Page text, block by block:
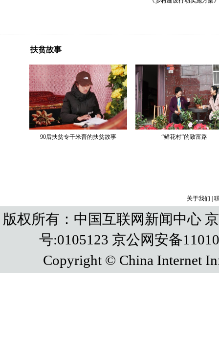
关于我们
版权所有：中国互联网新闻中心
号:0105123 京公网安备
Copyright © China Internet